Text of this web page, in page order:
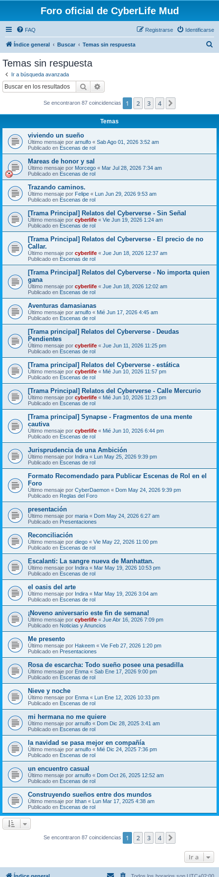
Foro oficial de CyberLife Mud
FAQ Identificarse
Registrarse
Índice general Buscar Temas sin respuesta
Temas sin respuesta
Ir a búsqueda avanzada
Buscar
Se encontraron 87 coincidencias 1 2 3 4
Temas
viviendo un sueño
Último mensaje por arnulfo « Sab Ago 01, 2026 3:52 am
Publicado en Escenas de rol
Mareas de honor y sal
Último mensaje por Morcego « Mar Jul 28, 2026 7:34 am
Publicado en Escenas de rol
Trazando caminos.
Último mensaje por Felipe « Lun Jun 29, 2026 9:53 am
Publicado en Escenas de rol
[Trama Principal] Relatos del Cyberverse - Sin Señal
Último mensaje por cyberlife « Vie Jun 19, 2026 1:24 am
Publicado en Escenas de rol
[Trama Principal] Relatos del Cyberverse - El precio de no
Callar.
Último mensaje por cyberlife « Jue Jun 18, 2026 12:37 am
Publicado en Escenas de rol
[Trama Principal] Relatos del Cyberverse - No importa quien
gana
Último mensaje por cyberlife « Jue Jun 18, 2026 12:02 am
Publicado en Escenas de rol
Aventuras damasianas
Último mensaje por arnulfo « Mié Jun 17, 2026 4:45 am
Publicado en Escenas de rol
[Trama principal] Relatos del Cyberverse - Deudas
Pendientes
Último mensaje por cyberlife « Jue Jun 11, 2026 11:25 pm
Publicado en Escenas de rol
[Trama principal] Relatos del Cyberverse - estática
Último mensaje por cyberlife « Mié Jun 10, 2026 11:57 pm
Publicado en Escenas de rol
[Trama Principal] Relatos del Cyberverse - Calle Mercurio
Último mensaje por cyberlife « Mié Jun 10, 2026 11:23 pm
Publicado en Escenas de rol
[Trama principal] Synapse - Fragmentos de una mente
cautiva
Último mensaje por cyberlife « Mié Jun 10, 2026 6:44 pm
Publicado en Escenas de rol
Jurisprudencia de una Ambición
Último mensaje por Indira « Lun May 25, 2026 9:39 pm
Publicado en Escenas de rol
Formato Recomendado para Publicar Escenas de Rol en el
Foro
Último mensaje por CyberDaemon « Dom May 24, 2026 9:39 pm
Publicado en Reglas del Foro
presentación
Último mensaje por maria « Dom May 24, 2026 6:27 am
Publicado en Presentaciones
Reconciliación
Último mensaje por diego « Vie May 22, 2026 11:00 pm
Publicado en Escenas de rol
Escalanti: La sangre nueva de Manhattan.
Último mensaje por Indira « Mar May 19, 2026 10:53 pm
Publicado en Escenas de rol
el oasis del arte
Último mensaje por Indira « Mar May 19, 2026 3:04 am
Publicado en Escenas de rol
¡Noveno aniversario este fin de semana!
Último mensaje por cyberlife « Jue Abr 16, 2026 7:09 pm
Publicado en Noticias y Anuncios
Me presento
Último mensaje por Hakeem « Vie Feb 27, 2026 1:20 pm
Publicado en Presentaciones
Rosa de escarcha: Todo sueño posee una pesadilla
Último mensaje por Enma « Sab Ene 17, 2026 9:00 pm
Publicado en Escenas de rol
Nieve y noche
Último mensaje por Enma « Lun Ene 12, 2026 10:33 pm
Publicado en Escenas de rol
mi hermana no me quiere
Último mensaje por arnulfo « Dom Dic 28, 2025 3:41 am
Publicado en Escenas de rol
la navidad se pasa mejor en compañía
Último mensaje por arnulfo « Mié Dic 24, 2025 7:36 pm
Publicado en Escenas de rol
un encuentro casual
Último mensaje por arnulfo « Dom Oct 26, 2025 12:52 am
Publicado en Escenas de rol
Construyendo sueños entre dos mundos
Último mensaje por Ithan « Lun Mar 17, 2025 4:38 am
Publicado en Escenas de rol
Se encontraron 87 coincidencias 1 2 3 4
Ir a
Índice general Todos los horarios son UTC+02:00